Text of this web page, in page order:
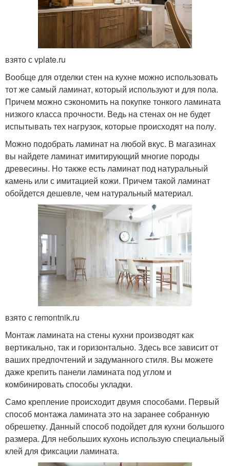
взято с vplate.ru
Вообще для отделки стен на кухне можно использовать
тот же самый ламинат, который используют и для пола.
Причем можно сэкономить на покупке тонкого ламината
низкого класса прочности. Ведь на стенах он не будет
испытывать тех нагрузок, которые происходят на полу.
Можно подобрать ламинат на любой вкус. В магазинах
вы найдете ламинат имитирующий многие породы
древесины. Но также есть ламинат под натуральный
камень или с имитацией кожи. Причем такой ламинат
обойдется дешевле, чем натуральный материал.
взято с remontnik.ru
Монтаж ламината на стены кухни производят как
вертикально, так и горизонтально. Здесь все зависит от
ваших предпочтений и задуманного стиля. Вы можете
даже крепить панели ламината под углом и
комбинировать способы укладки.
Само крепление происходит двумя способами. Первый
способ монтажа ламината это на заранее собранную
обрешетку. Данный способ подойдет для кухни большого
размера. Для небольших кухонь использую специальный
клей для фиксации ламината.